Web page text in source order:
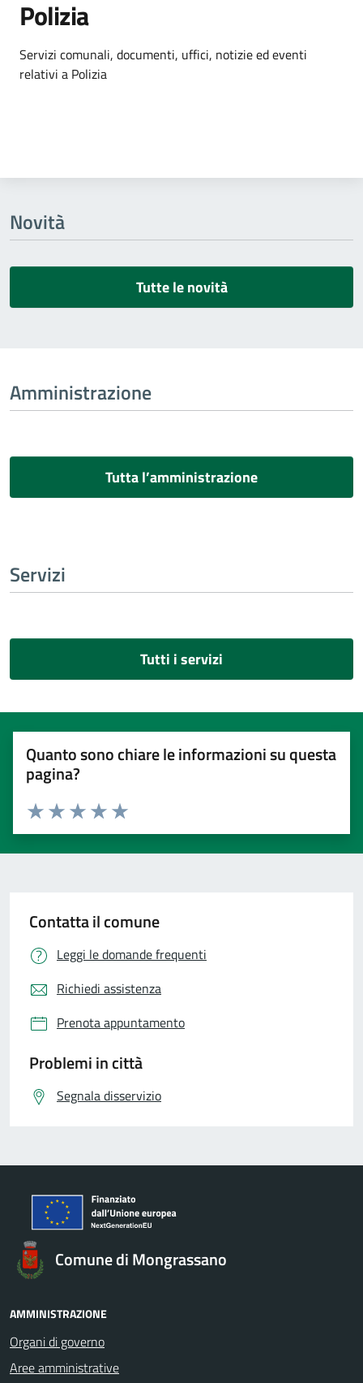
Polizia
Dettagli dell'argomento
Servizi comunali, documenti, uffici, notizie ed eventi
relativi a Polizia
Novità
Tutte le novità
Amministrazione
Tutta l’amministrazione
Servizi
Tutti i servizi
Quanto sono chiare le informazioni su questa
pagina?
Valuta 5 stelle su 5
Valuta 4 stelle su 5
Valuta 3 stelle su 5
Valuta 2 stelle su 5
Valuta 1 stelle su 5
Contatta il comune
Leggi le domande frequenti
Richiedi assistenza
Prenota appuntamento
Problemi in città
Segnala disservizio
Comune di Mongrassano
AMMINISTRAZIONE
Organi di governo
Aree amministrative